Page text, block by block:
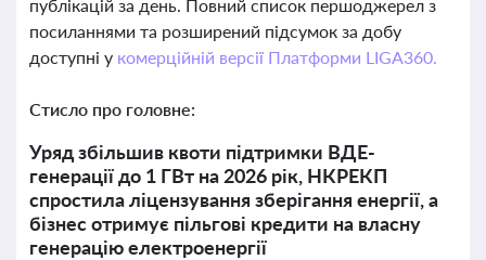
публікацій за день. Повний список першоджерел з
посиланнями та розширений підсумок за добу
доступні у комерційній версії Платформи LIGA360.
Стисло про головне:
Уряд збільшив квоти підтримки ВДЕ-
генерації до 1 ГВт на 2026 рік, НКРЕКП
спростила ліцензування зберігання енергії, а
бізнес отримує пільгові кредити на власну
генерацію електроенергії